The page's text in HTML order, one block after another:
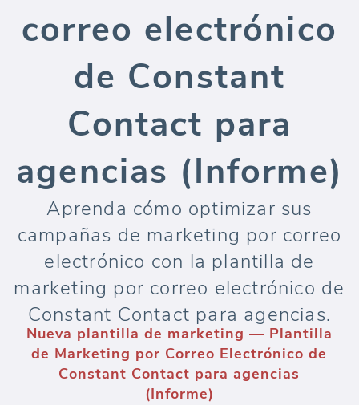
correo electrónico
de Constant
Contact para
agencias (Informe)
Aprenda cómo optimizar sus
campañas de marketing por correo
electrónico con la plantilla de
marketing por correo electrónico de
Constant Contact para agencias.
Nueva plantilla de marketing — Plantilla
de Marketing por Correo Electrónico de
Constant Contact para agencias
(Informe)